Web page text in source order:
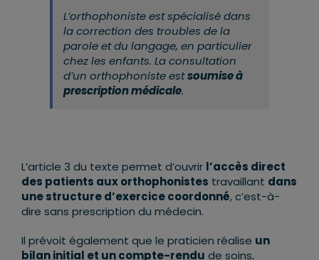
L’orthophoniste est spécialisé dans
la correction des troubles de la
parole et du langage, en particulier
chez les enfants. La consultation
d’un orthophoniste estsoumise à
prescription médicale.
L’article 3 du texte permet d’ouvrir l’accès direct
des patients aux orthophonistes travaillant dans
une structure d’exercice coordonné, c’est-à-
dire sans prescription du médecin.
Il prévoit également que le praticien réalise un
bilan initial et un compte-rendu de soins,